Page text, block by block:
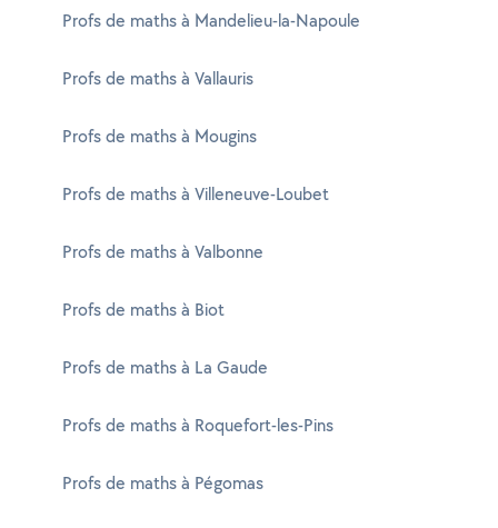
Profs de maths à Mandelieu-la-Napoule
Profs de maths à Vallauris
Profs de maths à Mougins
Profs de maths à Villeneuve-Loubet
Profs de maths à Valbonne
Profs de maths à Biot
Profs de maths à La Gaude
Profs de maths à Roquefort-les-Pins
Profs de maths à Pégomas